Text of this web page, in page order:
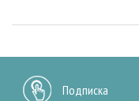
Подписка